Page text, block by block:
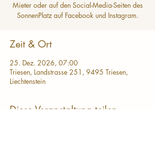
Mieter oder auf den Social-Media-Seiten des
SonnenPlatz auf Facebook und Instagram.
Zeit & Ort
25. Dez. 2026, 07:00
Triesen, Landstrasse 251, 9495 Triesen,
Liechtenstein
Diese Veranstaltung teilen